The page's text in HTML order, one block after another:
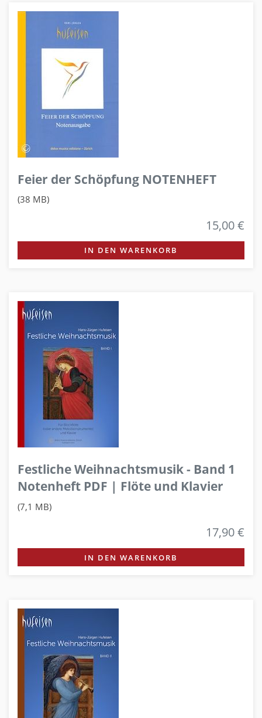
Feier der Schöpfung NOTENHEFT
(38 MB)
15,00 €
IN DEN WARENKORB
Festliche Weihnachtsmusik - Band 1
Notenheft PDF | Flöte und Klavier
(7,1 MB)
17,90 €
IN DEN WARENKORB